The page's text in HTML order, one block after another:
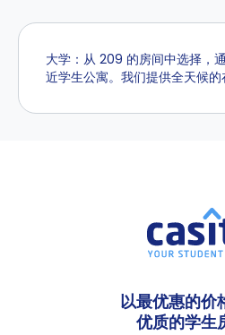
大学：从 209 的房间中选择，
近学生公寓。我们提供全天候的
以最优惠的价
优质的学生